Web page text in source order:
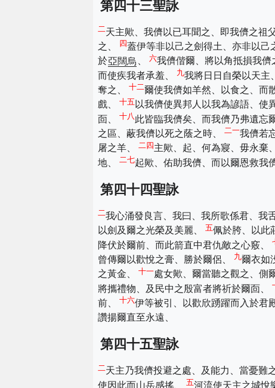
第四十三聖詠
二 天主歟、我儕以已耳聞之、即我儕之祖
之、
四蓋伊等非以己之劍得土、亦非以己
於亞闊烏 、 六我儕偕爾、將以角抵損我儕
而使疾我者承羞、
九我將日日自榮以天主
奪之、 十二爾使我儕如羊然、以食之、而
戲、 十五以我儕使異邦人以我為諺語、使
靣、 十八 此皆臨我儕矣、而我儕乃弗遺忘
之區、蔽我儕以死之蔭之時、
二一我儕若
屠之羊、
二四主歟、起、何為寢、毋永棄、
地、
二七起歟、佑助我儕、而以爾恩救我儕
第四十四聖詠
二我心涌發良言、我曰、我所歌係君、我
以劍及爾之光榮及美麗、 五佩於胯、以此
降伏於爾前、而此箭直中君仇敵之心竅、
曾傳爾以歡悅之膏、勝於爾侶、
九爾衣如
之黃金、 十一處女歟、爾當聽之觀之、側
將攜禮物、及民中之殷富者將祈於爾靣、
前、 十六伊等被引、以歡欣踴躍而入於君
讚揚爾直至永遠、
第四十五聖詠
二 天主乃我儕投避之處、及能力、當憂難
使因此而山岳感搖、 五河流使天主之城悅